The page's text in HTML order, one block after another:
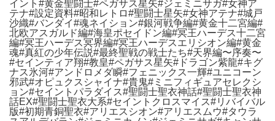
イント#黄金聖闘士#ペガサス星矢#ジェミニサガ#女神ア
テナ#設定資料#昭和レトロ#聖闘士星矢#女神アテナ#城戸
沙織#バンダイ#魂ネイション#銀河戦争編#黄金十二宮編#
北欧アスガルド編#海皇ポセイドン編#冥王ハーデス十二宮
編#冥王ハーデス冥界編#冥王ハーデスエリシオン編#黄金
魂#真紅の少年伝説#最終聖戦の戦士たち#天界編〜序奏〜
#セインティア翔#教皇#ペガサス星矢#ドラゴン紫龍#キグ
ナス氷河#アンドロメダ瞬#フェニックス一輝#ユニコーン
邪武#オピュクスシャイナ#貴鬼#ミニフィギュアセレクシ
ョン#セイントパラダイス#聖闘士聖衣神話#聖闘士聖衣神
話EX#聖闘士聖衣大系#セイントクロスマイス#リバイバル
版#初期青銅聖衣#アリエスシオン#アリエスムウ#タウラ